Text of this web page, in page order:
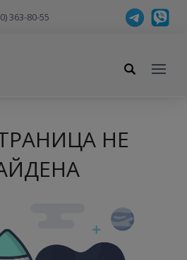
363-80-55
НЕ